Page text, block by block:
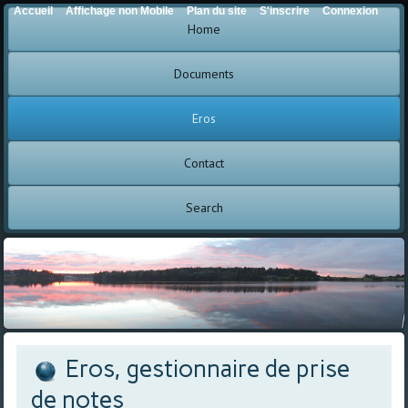
Home
Documents
Eros
Contact
Search
Eros, gestionnaire de prise
de notes
Accueil Affichage non Mobile Plan du site S'inscrire Connexion